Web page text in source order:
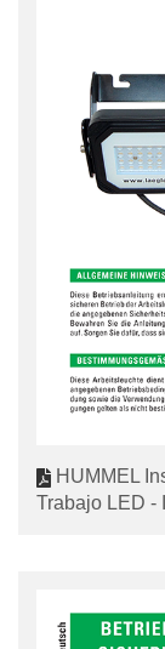
HUMMEL
Trabajo LED -